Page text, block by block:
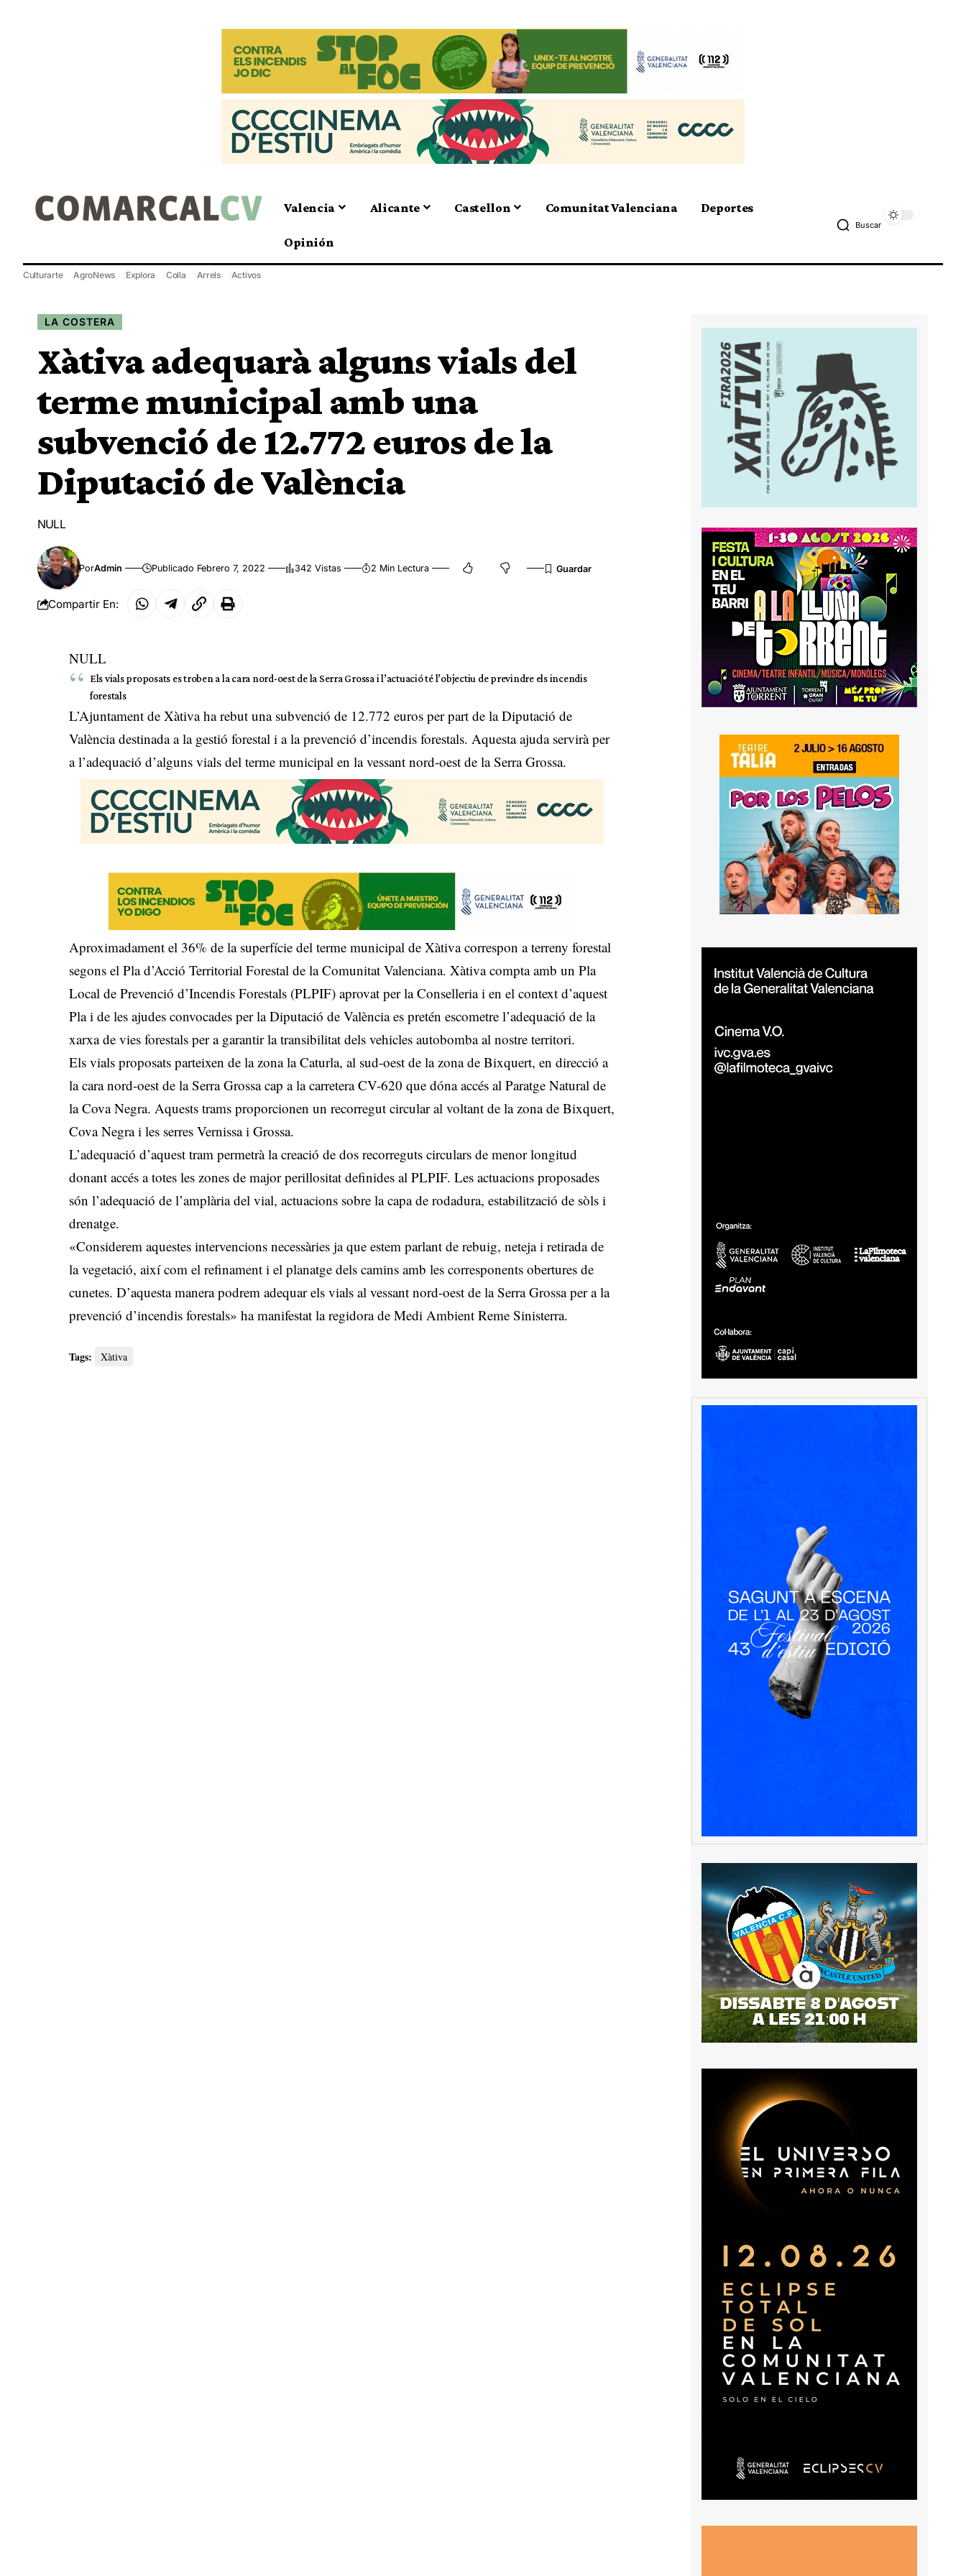
Valencia Alicante Castellon Comunitat Valenciana Deportes
Opinión
Buscar
Culturarte AgroNews Explora Colla Arrels Activos
LA COSTERA
Xàtiva adequarà alguns vials del
terme municipal amb una
subvenció de 12.772 euros de la
Diputació de València
NULL
PorAdmin Publicado Febrero 7, 2022 342 Vistas 2 Min Lectura
Compartir En:
NULL
Els vials proposats es troben a la cara nord-oest de la Serra Grossa i l’actuació té l’objectiu de previndre els incendis
forestals
L’Ajuntament de Xàtiva ha rebut una subvenció de 12.772 euros per part de la Diputació de
València destinada a la gestió forestal i a la prevenció d’incendis forestals. Aquesta ajuda servirà per
a l’adequació d’alguns vials del terme municipal en la vessant nord-oest de la Serra Grossa.
Aproximadament el 36% de la superfície del terme municipal de Xàtiva correspon a terreny forestal
segons el Pla d’Acció Territorial Forestal de la Comunitat Valenciana. Xàtiva compta amb un Pla
Local de Prevenció d’Incendis Forestals (PLPIF) aprovat per la Conselleria i en el context d’aquest
Pla i de les ajudes convocades per la Diputació de València es pretén escometre l’adequació de la
xarxa de vies forestals per a garantir la transibilitat dels vehicles autobomba al nostre territori.
Els vials proposats parteixen de la zona la Caturla, al sud-oest de la zona de Bixquert, en direcció a
la cara nord-oest de la Serra Grossa cap a la carretera CV-620 que dóna accés al Paratge Natural de
la Cova Negra. Aquests trams proporcionen un recorregut circular al voltant de la zona de Bixquert,
Cova Negra i les serres Vernissa i Grossa.
L’adequació d’aquest tram permetrà la creació de dos recorreguts circulars de menor longitud
donant accés a totes les zones de major perillositat definides al PLPIF. Les actuacions proposades
són l’adequació de l’amplària del vial, actuacions sobre la capa de rodadura, estabilització de sòls i
drenatge.
«Considerem aquestes intervencions necessàries ja que estem parlant de rebuig, neteja i retirada de
la vegetació, així com el refinament i el planatge dels camins amb les corresponents obertures de
cunetes. D’aquesta manera podrem adequar els vials al vessant nord-oest de la Serra Grossa per a la
prevenció d’incendis forestals» ha manifestat la regidora de Medi Ambient Reme Sinisterra.
Tags: Xàtiva